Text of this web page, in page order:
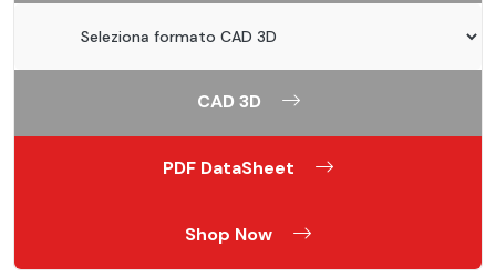
CAD 3D
PDF DataSheet
Shop Now